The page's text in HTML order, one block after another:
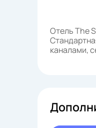
Отель The
каналами,